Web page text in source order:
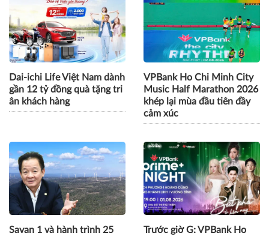
Dai-ichi Life Việt Nam dành
gần 12 tỷ đồng quà tặng tri
ân khách hàng
VPBank Ho Chi Minh City
Music Half Marathon 2026
khép lại mùa đầu tiên đầy
cảm xúc
Savan 1 và hành trình 25
Trước giờ G: VPBank Ho